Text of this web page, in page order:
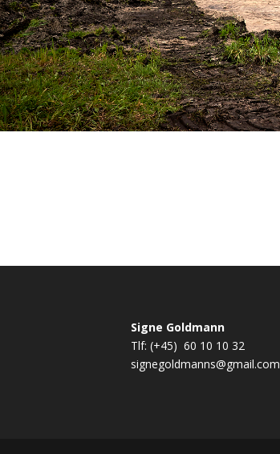
Signe Goldmann
Tlf: (+45) 60 10 10 32
signegoldmanns@gmail.com